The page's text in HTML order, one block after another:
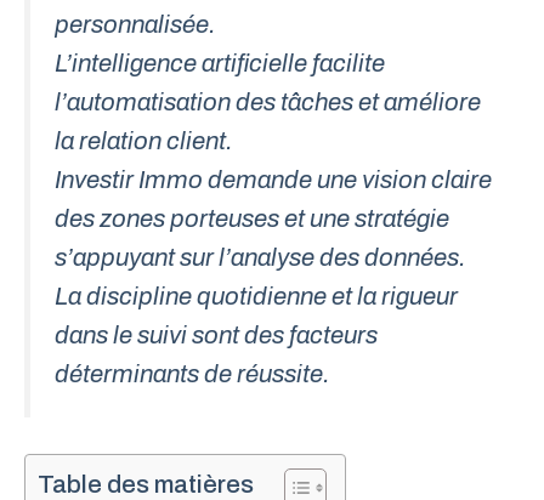
personnalisée.
L’intelligence artificielle facilite
l’automatisation des tâches et améliore
la relation client.
Investir Immo demande une vision claire
des zones porteuses et une stratégie
s’appuyant sur l’analyse des données.
La discipline quotidienne et la rigueur
dans le suivi sont des facteurs
déterminants de réussite.
Table des matières